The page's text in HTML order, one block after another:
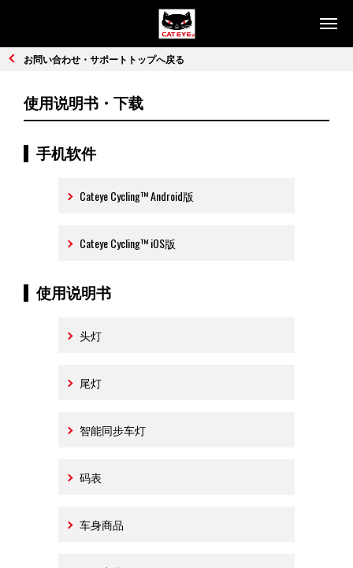
产品信息
智能同步车灯 码表
车身商品
码表介绍
お問い合わせ・サポートトップへ戻る
使用说明书・下载
手机软件
Cateye Cycling™ Android版
Cateye Cycling™ iOS版
使用说明书
头灯
尾灯
智能同步车灯
码表
车身商品